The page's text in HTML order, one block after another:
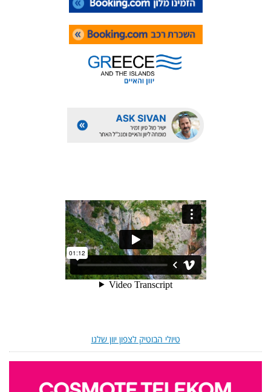
טיולי הבוטיק לצפון יוון שלנו